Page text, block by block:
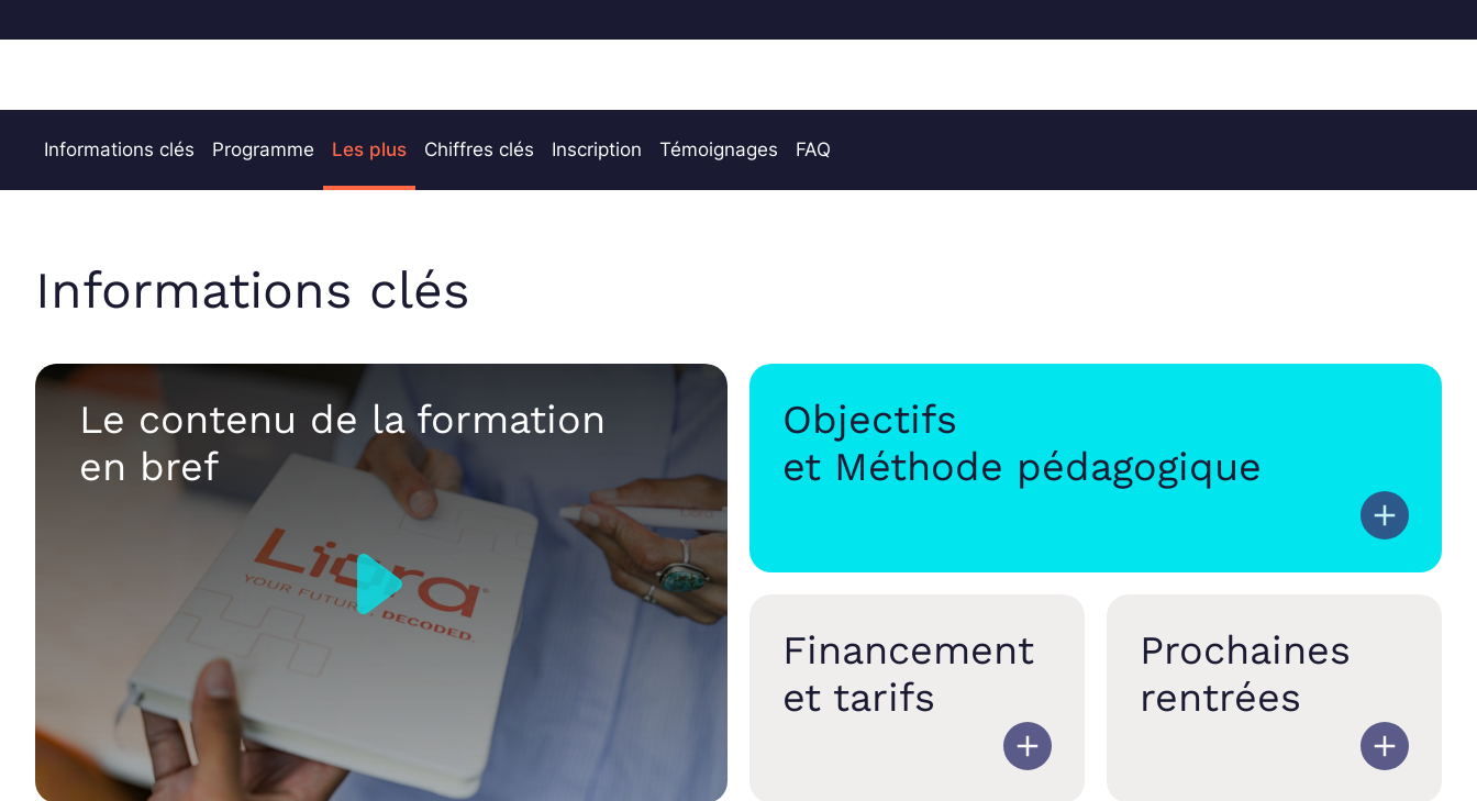
Informations clés Programme Les plus Chiffres clés Inscription Témoignages FAQ
Informations clés
Le contenu de la formation
en bref
Objectifs
et Méthode pédagogique
Financement
et tarifs
Prochaines
rentrées